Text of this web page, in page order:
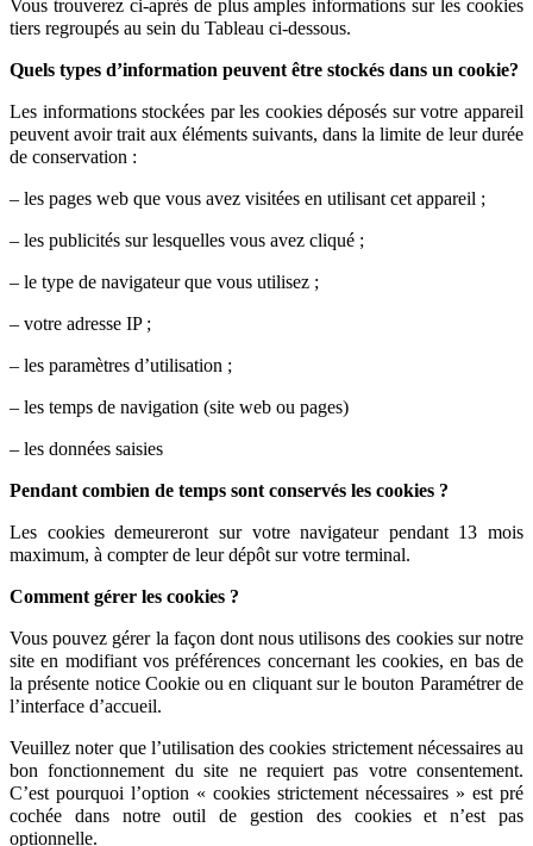
Vous trouverez ci-après de plus amples informations sur les cookies
tiers regroupés au sein du Tableau ci-dessous.
Quels types d’information peuvent être stockés dans un cookie?
Les informations stockées par les cookies déposés sur votre appareil
peuvent avoir trait aux éléments suivants, dans la limite de leur durée
de conservation :
– les pages web que vous avez visitées en utilisant cet appareil ;
– les publicités sur lesquelles vous avez cliqué ;
– le type de navigateur que vous utilisez ;
– votre adresse IP ;
– les paramètres d’utilisation ;
– les temps de navigation (site web ou pages)
– les données saisies
Pendant combien de temps sont conservés les cookies ?
Les cookies demeureront sur votre navigateur pendant 13 mois
maximum, à compter de leur dépôt sur votre terminal.
Comment gérer les cookies ?
Vous pouvez gérer la façon dont nous utilisons des cookies sur notre
site en modifiant vos préférences concernant les cookies, en bas de
la présente notice Cookie ou en cliquant sur le bouton Paramétrer de
l’interface d’accueil.
Veuillez noter que l’utilisation des cookies strictement nécessaires au
bon fonctionnement du site ne requiert pas votre consentement.
C’est pourquoi l’option « cookies strictement nécessaires » est pré
cochée dansnotre outil de gestion des cookies et n’est pas
optionnelle.